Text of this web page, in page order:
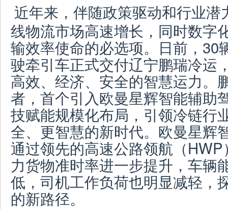
近年来，伴随政策驱动和行业
线物流市场高速增长，同时数字
输效率使命的必选项。日前，30
驶牵引车正式交付辽宁鹏瑞冷运
高效、经济、安全的智慧运力。
者，首个引入欧曼星辉智能辅助
技赋能规模化布局，引领冷链行
全、更智慧的新时代。欧曼星辉
通过领先的高速公路领航（
力货物准时率进一步提升，车辆
低，司机工作负荷也明显减轻，
的新路径。